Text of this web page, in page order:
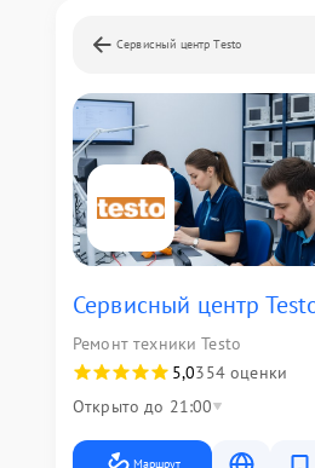
Сервисный центр Testo
Сервисный центр
Ремонт техники Testo
5,0354 оценки
Открыто до 21:00
Маршрут